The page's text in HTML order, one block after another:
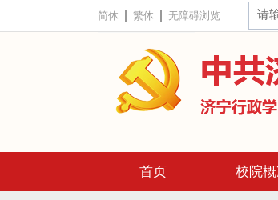
简体 繁体 无障碍浏览
首页 校院